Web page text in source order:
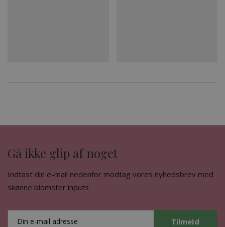
Gå ikke glip af noget
Indtast din e-mail nedenfor modtag vores nyhedsbrev med
skønne blomster inputs
TilmeId